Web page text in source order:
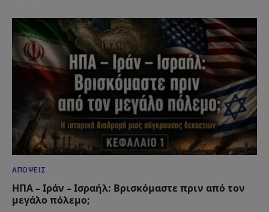
ΑΠΌΨΕΙΣ
ΗΠΑ – Ιράν – Ισραήλ: Βρισκόμαστε πριν από τον
μεγάλο πόλεμο;